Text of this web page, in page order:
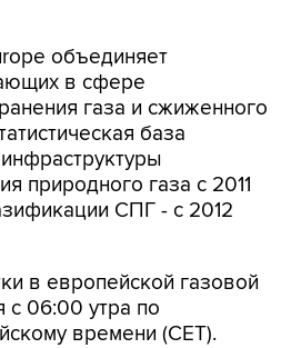
объединяет
в сфере
газа и сжиженного
база
природного газа с 2011
СПГ - с 2012
в европейской газовой
c 06:00 утра по
времени (CET).